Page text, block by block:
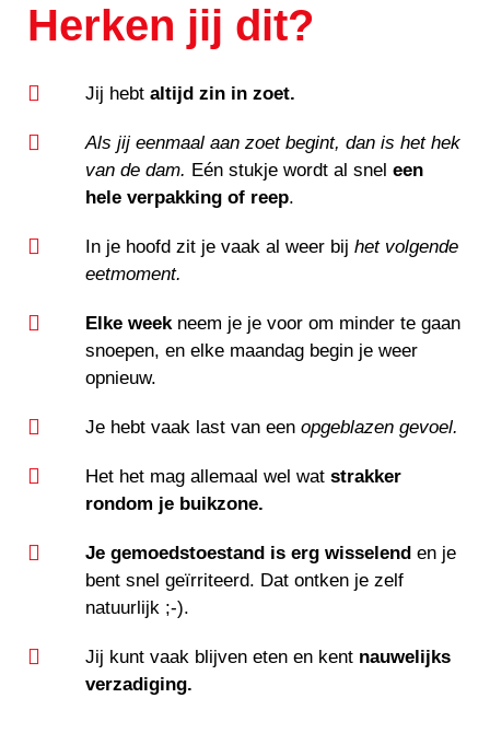
Herken jij dit?
Jij hebt altijd zin in zoet.
Als jij eenmaal aan zoet begint, dan is het hek
van de dam. Eén stukje wordt al snel een
hele verpakking of reep.
In je hoofd zit je vaak al weer bij het volgende
eetmoment.
Elke weekneem je je voor om minder te gaan
snoepen, en elke maandag begin je weer
opnieuw.
Je hebt vaak last van een opgeblazen gevoel.
Het het mag allemaal wel wat strakker
rondom je buikzone.
Je gemoedstoestand is erg wisselend en je
bent snel geïrriteerd. Dat ontken je zelf
natuurlijk ;-).
Jij kunt vaak blijven eten en kent nauwelijks
verzadiging.